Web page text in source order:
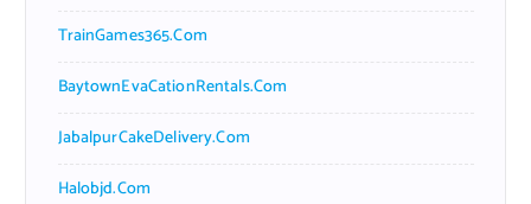
TrainGames365.com
BaytownEvaCationRentals.com
JabalpurCakeDelivery.com
Halobjd.com